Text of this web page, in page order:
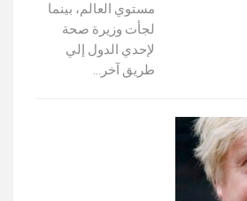
مستوي العالم، بينما
لجأت وزيرة صحة
لإحدي الدول إلي
طريق آخر…